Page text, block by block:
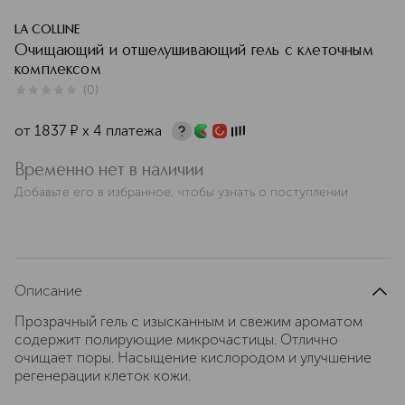
LA COLLINE
Очищающий и отшелушивающий гель с клеточным
комплексом
(0)
от 1837 ¤ х 4 платежа
Временно нет в наличии
Добавьте его в избранное, чтобы узнать о поступлении
Описание
Прозрачный гель с изысканным и свежим ароматом
содержит полирующие микрочастицы. Отлично
очищает поры. Насыщение кислородом и улучшение
регенерации клеток кожи.